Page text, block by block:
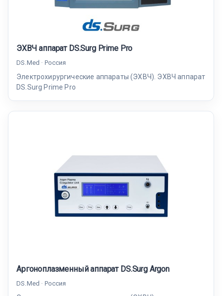
ЭХВЧ аппарат DS.Surg Prime Pro
DS.Med · Россия
Электрохирургические аппараты (ЭХВЧ). ЭХВЧ аппарат
DS.Surg Prime Pro
Аргоноплазменный аппарат DS.Surg Argon
DS.Med · Россия